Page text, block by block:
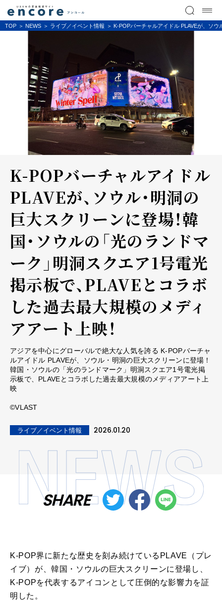
TOP NEWS ライブ／イベント情報 K-POPバーチャルアイドル PLAVEが、ソ
K-POPバーチャルアイドル
PLAVEが、ソウル・明洞の
巨大スクリーンに登場！韓
国・ソウルの「光のランドマ
ーク」明洞スクエア1号電光
掲示板で、PLAVEとコラボ
した過去最大規模のメディ
アアート上映！
アジアを中心にグローバルで絶大な人気を誇る K-POPバーチャ
ルアイドル PLAVEが、ソウル・明洞の巨大スクリーンに登場！
韓国・ソウルの「光のランドマーク」明洞スクエア1号電光掲
示板で、PLAVEとコラボした過去最大規模のメディアアート上
映
©︎VLAST
ライブ／イベント情報 2026.01.20
SHARE
K-POP界に新たな歴史を刻み続けているPLAVE（プレ
イブ）が、韓国・ソウルの巨大スクリーンに登場し、
K-POPを代表するアイコンとして圧倒的な影響力を証
明した。